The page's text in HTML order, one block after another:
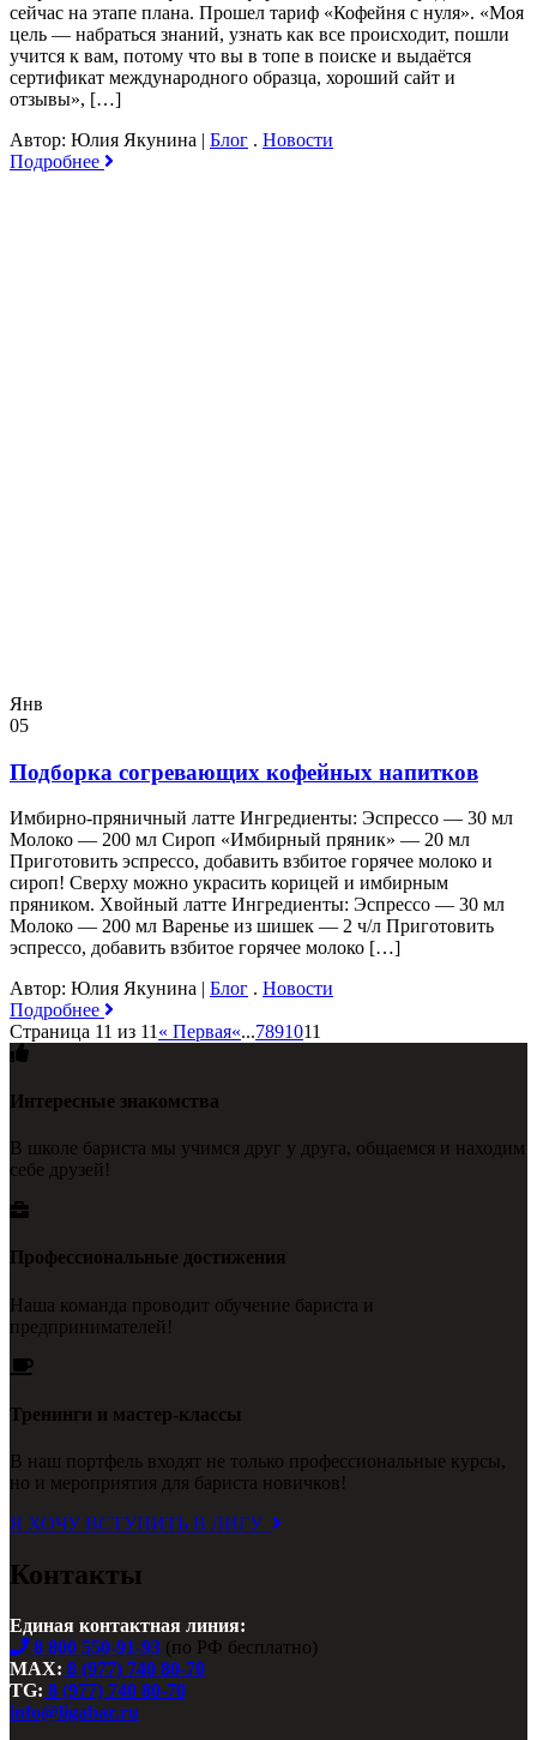
сейчас на этапе плана. Прошел тариф «Кофейня с нуля». «Моя
цель — набраться знаний, узнать как все происходит, пошли
учится к вам, потому что вы в топе в поиске и выдаётся
сертификат международного образца, хороший сайт и
отзывы», […]
Автор: Юлия Якунина | Блог . Новости
Подробнее
Янв
05
Подборка согревающих кофейных напитков
Имбирно-пряничный латте Ингредиенты: Эспрессо — 30 мл
Молоко — 200 мл Сироп «Имбирный пряник» — 20 мл
Приготовить эспрессо, добавить взбитое горячее молоко и
сироп! Сверху можно украсить корицей и имбирным
пряником. Хвойный латте Ингредиенты: Эспрессо — 30 мл
Молоко — 200 мл Варенье из шишек — 2 ч/л Приготовить
эспрессо, добавить взбитое горячее молоко […]
Автор: Юлия Якунина | Блог . Новости
Подробнее
Страница 11 из 11« Первая«...7891011
Интересные знакомства
В школе бариста мы учимся друг у друга, общаемся и находим
себе друзей!
Профессиональные достижения
Наша команда проводит обучение бариста и
предпринимателей!
Тренинги и мастер-классы
В наш портфель входят не только профессиональные курсы,
но и мероприятия для бариста новичков!
Я ХОЧУ ВСТУПИТЬ В ЛИГУ
Контакты
Единая контактная линия:
8 800 550-91-93 (по РФ бесплатно)
MAX: 8 (977) 740 80-70
TG: 8 (977) 740 80-70
info@ligabar.ru